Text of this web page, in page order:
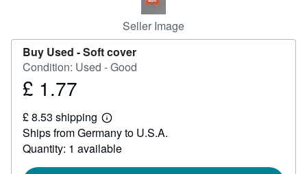
Seller Image
Buy Used -Soft cover
Condition: Used - Good
Price
1.77
£ 1.77
£ 8.53 shipping
Learn
more
about
shipping
Ships from Germany to U.S.A.
Quantity: 1 available